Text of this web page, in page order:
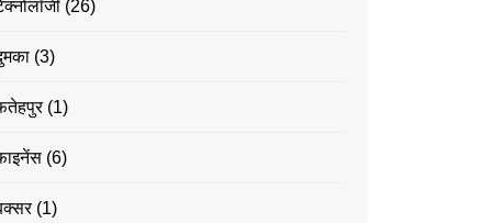
(26)
(3)
(1)
(6)
(1)